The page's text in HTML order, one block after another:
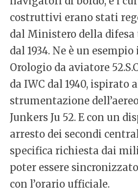
costruttivi erano stati
dal Ministero della difesa
dal 1934. Ne è un
Orologio da aviatore
da IWC dal 1940, ispirato
strumentazione
Junkers Ju 52. E con un
arresto dei secondi
specifica richiesta dai
poter essere
con l’orario ufficiale.